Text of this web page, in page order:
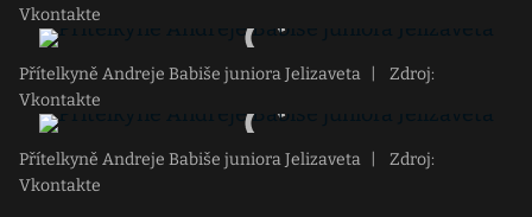
Vkontakte
Přítelkyně Andreje Babiše juniora Jelizaveta
Zdroj:
Vkontakte
Přítelkyně Andreje Babiše juniora Jelizaveta
Zdroj:
Vkontakte